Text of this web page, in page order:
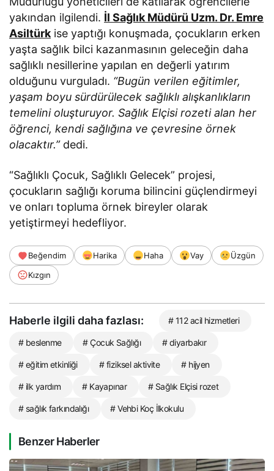
yakından ilgilendi. İl Sağlık Müdürü Uzm. Dr. Emre
Asiltürkise yaptığı konuşmada, çocukların erken
yaşta sağlık bilci kazanmasının geleceğin daha
sağlıklı nesillerine yapılan en değerli yatırım
olduğunu vurguladı. “Bugün verilen eğitimler,
yaşam boyu sürdürülecek sağlıklı alışkanlıkların
temelini oluşturuyor. Sağlık Elçisi rozeti alan her
öğrenci, kendi sağlığına ve çevresine örnek
olacaktır.”dedi.
“Sağlıklı Çocuk, Sağlıklı Gelecek” projesi,
çocukların sağlığı koruma bilincini güçlendirmeyi
ve onları topluma örnek bireyler olarak
yetiştirmeyi hedefliyor.
Beğendim Harika Haha Vay
Üzgün
Kızgın
Haberle ilgili daha fazlası: # 112 acil hizmetleri
# beslenme # Çocuk Sağlığı # diyarbakır
# eğitim etkinliği # fiziksel aktivite # hijyen
# ilk yardım # Kayapınar # Sağlık Elçisi rozet
# sağlık farkındalığı # Vehbi Koç İlkokulu
Benzer Haberler